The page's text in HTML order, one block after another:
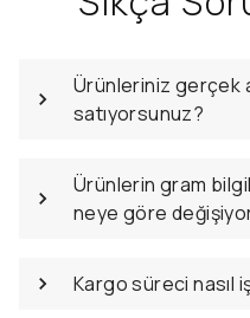
Ürünleriniz gerçek
satıyorsunuz?
Ürünlerin gram
neye göre
Kargo süreci nasıl